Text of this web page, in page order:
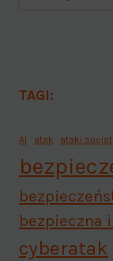
TAGI:
AI atak ataki
bezpieczna
cyberatak